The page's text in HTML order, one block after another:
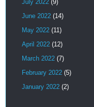
July 2022 (9)
June 2022 (14)
May 2022 (11)
April 2022 (12)
March 2022 (7)
February 2022 (5)
January 2022 (2)